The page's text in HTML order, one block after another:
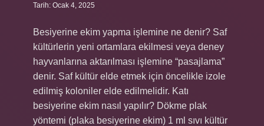
Tarih: Ocak 4, 2025
Besiyerine ekim yapma işlemine ne denir? Saf
kültürlerin yeni ortamlara ekilmesi veya deney
hayvanlarına aktarılması işlemine “pasajlama”
denir. Saf kültür elde etmek için öncelikle izole
edilmiş koloniler elde edilmelidir. Katı
besiyerine ekim nasıl yapılır? Dökme plak
yöntemi (plaka besiyerine ekim) 1 ml sıvı kültür